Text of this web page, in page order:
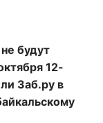
будут
12-
Заб.ру в